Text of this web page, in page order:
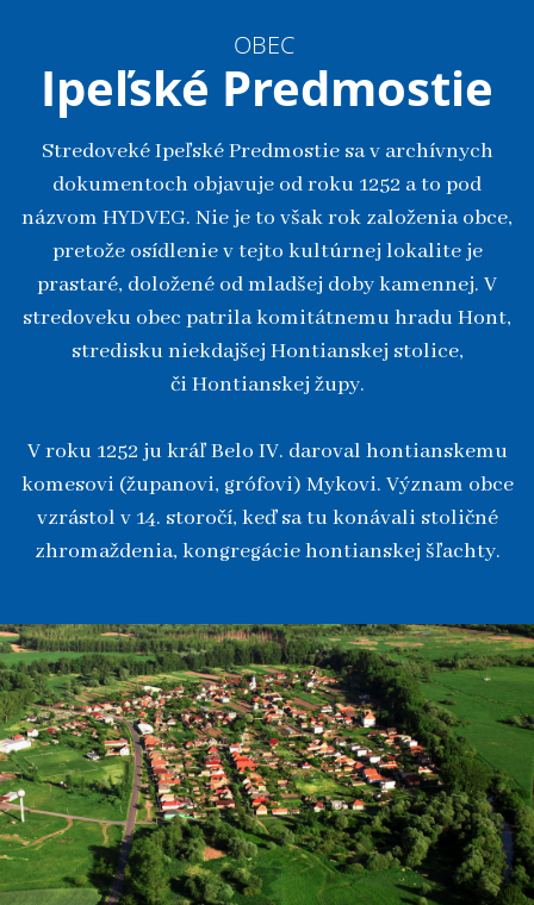
OBEC
Ipeľské Predmostie
Stredoveké Ipeľské Predmostie sa v archívnych
dokumentoch objavuje od roku 1252 a to pod
názvom HYDVEG. Nie je to však rok založenia obce,
pretože osídlenie v tejto kultúrnej lokalite je
prastaré, doložené od mladšej doby kamennej. V
stredoveku obec patrila komitátnemu hradu Hont,
stredisku niekdajšej Hontianskej stolice,
či Hontianskej župy.
V roku 1252 ju kráľ Belo IV. daroval hontianskemu
komesovi (županovi, grófovi) Mykovi. Význam obce
vzrástol v 14. storočí, keď sa tu konávali stoličné
zhromaždenia, kongregácie hontianskej šľachty.